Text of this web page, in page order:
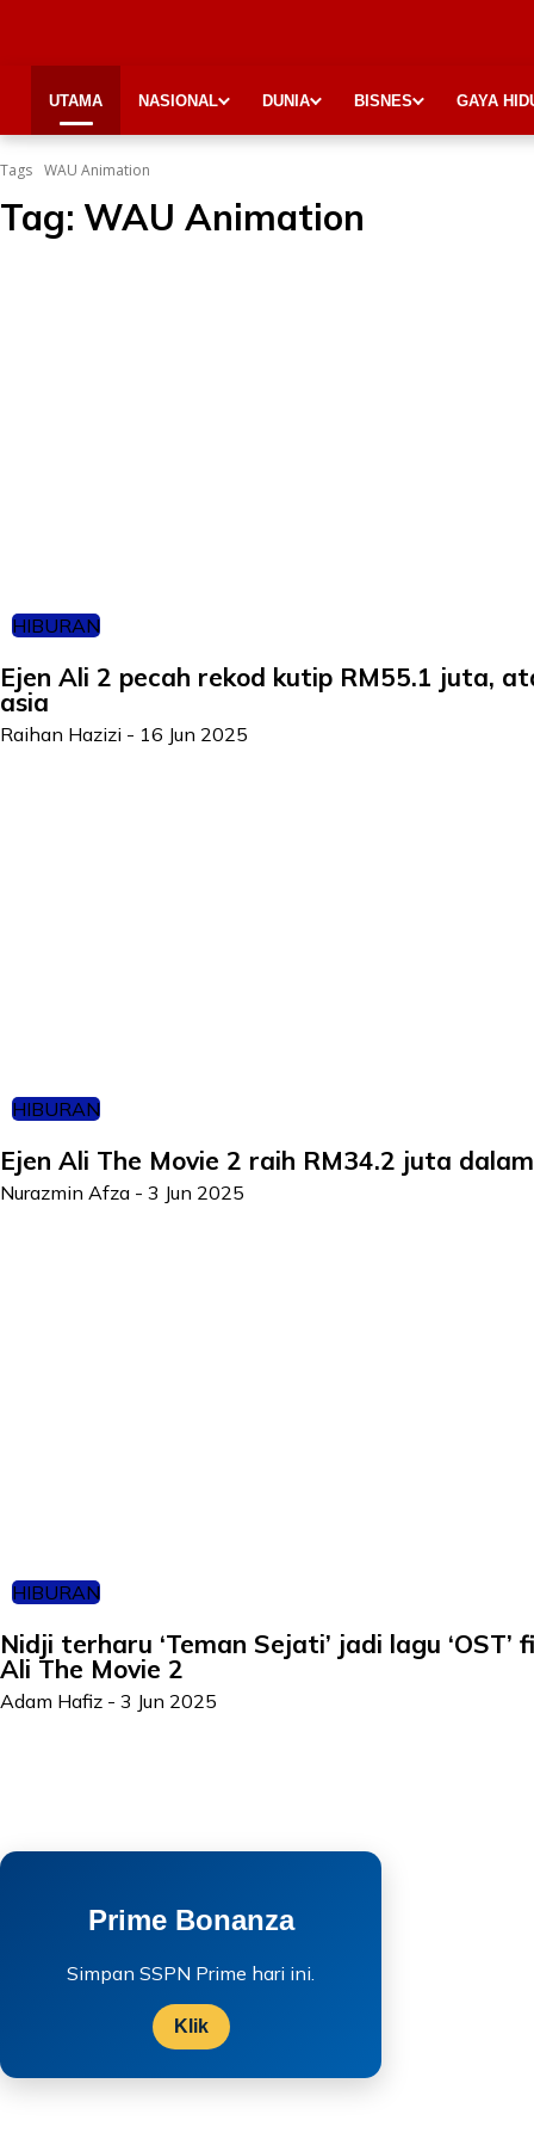
UTAMA NASIONAL DUNIA BISNES GAYA
Tags WAU Animation
Tag: WAU Animation
HIBURAN
Ejen Ali 2 pecah rekod kutip RM55.1 juta,
asia
Raihan Hazizi - 16 Jun 2025
HIBURAN
Ejen Ali The Movie 2 raih RM34.2 juta
Nurazmin Afza - 3 Jun 2025
HIBURAN
Nidji terharu ‘Teman Sejati’ jadi lagu ‘OST’
Ali The Movie 2
Adam Hafiz - 3 Jun 2025
Prime Bonanza
Simpan SSPN Prime hari ini.
Klik